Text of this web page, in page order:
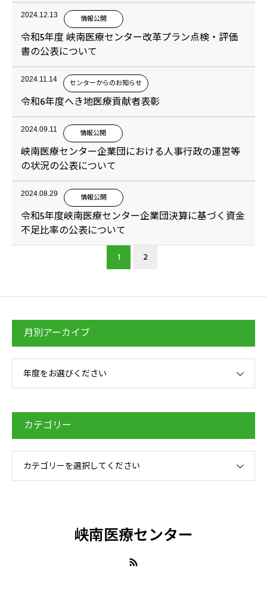
2024.12.13 情報公開
令和5年度 峡南医療センター改革プラン点検・評価
書の公表について
2024.11.14 センターからのお知らせ
令和6年度へき地医療貢献者表彰
2024.09.11 情報公開
峡南医療センター企業団における人事行政の運営等
の状況の公表について
2024.08.29 情報公開
令和5年度峡南医療センター企業団決算に基づく資金
不足比率の公表について
1 2
月別アーカイブ
年度をお選びください
カテゴリー
カテゴリーを選択してください
峡南医療センター